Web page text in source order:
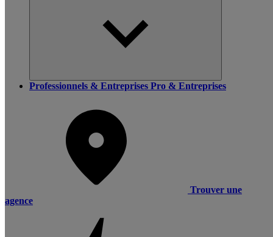
Professionnels & Entreprises Pro & Entreprises
Trouver une
agence